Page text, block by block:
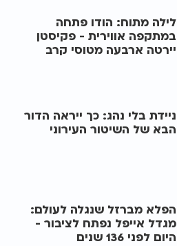
לילה מתוח: הודו פתחה
במתקפה אווירית - פקיסטן
יירטה ארבעה מטוסי קרב
ניידת בלי נהג: כך ייראה הדור
הבא של השיטור העירוני
הפלא מברזל שנגלה לעולם:
מגדל אייפל נפתח לציבור -
היום לפני 136 שנים